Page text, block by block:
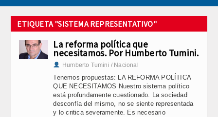
ETIQUETA "SISTEMA REPRESENTATIVO"
La reforma política que
necesitamos. Por Humberto Tumini.
Humberto Tumini / Nacional
Tenemos propuestas: LA REFORMA POLÍTICA
QUE NECESITAMOS Nuestro sistema político
está profundamente cuestionado. La sociedad
desconfía del mismo, no se siente representada
y lo critica severamente. Es necesario